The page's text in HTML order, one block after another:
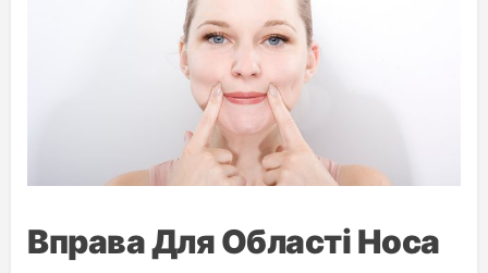
Вправа Для Області Носа